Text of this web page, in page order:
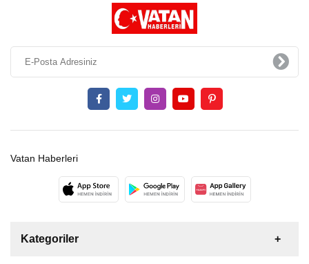
Vatan Haberleri
Kategoriler